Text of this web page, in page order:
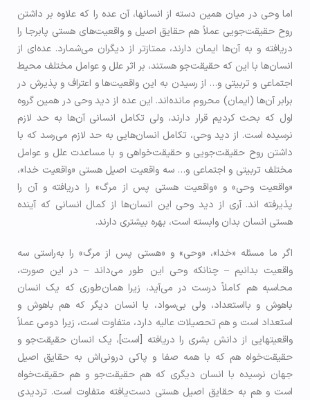
اما وحی در میان همین دسته از انسان­ها، آن عده را که علاوه بر داشتن
روح حقیقت‌جویی عملاً هم حقایق اصیل و واقعیت‌های هستی پابرجا را
دریافته و به آن‌ها ایمان دارند، ممتازتر از دیگران می‌شمارد. عده‌ای از
انسان‌ها با این که حقیقت‌جو هستند، بر اثر علل و عوامل مختلف محيط
اجتماعی و تربیتی و… از رسیدن به این واقعیت‌ها و اعتراف و پذیرش در
برابر آن‌ها (ایمان) محروم مانده‌اند. این عده از دید وحی در همین گروه
اول که بحث کردیم قرار دارند، ولی تکامل انسانی آن‌ها به حد لازم
نرسیده است. از دید وحی، تکامل انسان‌هایی به حد لازم می‌رسد که با
داشتن روح حقیقت‌جویی و حقیقت‌خواهی و با مساعدت علل و عوامل
مختلف تربیتی و اجتماعی و… سه واقعیت اصيل هستی «واقعيت خدا»،
«واقعیت وحی» و «واقعیت هستی پس از مرگ» را دریافته و آن را
پذيرفته اند. آری از دید وحی این انسان‌ها از کمال انسانی که آینده
هستی انسان بدان وابسته است، بهره بیشتری دارند.
اگر ما مسئله «خدا»، «وحی» و «هستی پس از مرگ» را به‌راستی سه
واقعیت بدانیم – چنانکه وحی این طور می‌داند – در این صورت،
محاسبه هم کاملاً درست در می‌آید، زیرا همان‌طوری که یک انسان
باهوش و بااستعداد، ولی بی‌سواد، با انسان دیگر که هم باهوش و
استعداد است و هم تحصیلات عالیه دارد، متفاوت است، زیرا دومی عملاً
واقعیت­هایی از دانش بشری را دریافته [است]، یک انسان حقیقت‌جو و
حقیقت‌خواه هم که با همه صفا و پاکی درونی‌اش به حقایق اصيل
جهان نرسیده با انسان دیگری که هم حقیقت‌جو و هم حقیقت‌خواه
است و هم به حقایق اصیل هستی دست‌یافته متفاوت است. تردیدی